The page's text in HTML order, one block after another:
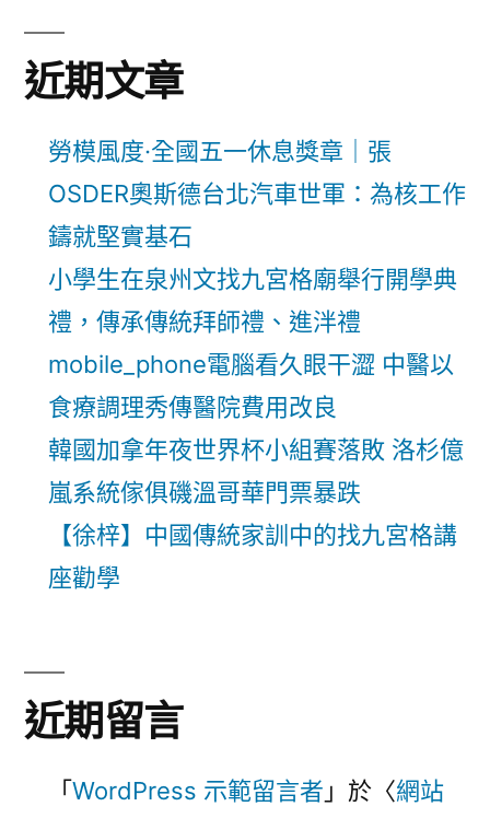
近期文章
勞模風度·全國五一休息獎章｜張
OSDER奧斯德台北汽車世軍：為核工作
鑄就堅實基石
小學生在泉州文找九宮格廟舉行開學典
禮，傳承傳統拜師禮、進泮禮
mobile_phone電腦看久眼干澀 中醫以
食療調理秀傳醫院費用改良
韓國加拿年夜世界杯小組賽落敗 洛杉億
嵐系統傢俱磯溫哥華門票暴跌
【徐梓】中國傳統家訓中的找九宮格講
座勸學
近期留言
「 WordPress 示範留言者 」於〈網站